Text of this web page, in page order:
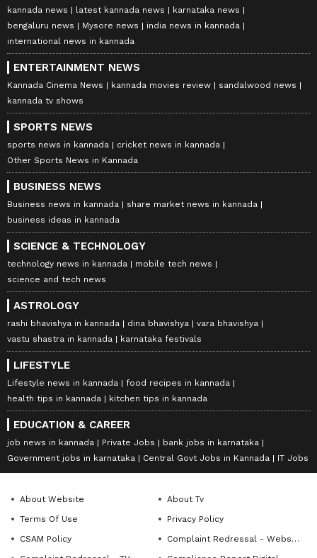
kannada news latest kannada news
karnataka news
bengaluru news
Mysore news
india news in kannada
international news in kannada
ENTERTAINMENT NEWS
Kannada Cinema News kannada movies review
sandalwood news
kannada tv shows
SPORTS NEWS
sports news in kannada
cricket news in kannada
Other Sports News in Kannada
BUSINESS NEWS
Business news in kannada
share market news in kannada
business ideas in kannada
SCIENCE & TECHNOLOGY
technology news in kannada
mobile tech news
science and tech news
ASTROLOGY
rashi bhavishya in kannada dina bhavishya
vara bhavishya
vastu shastra in kannada
karnataka festivals
LIFESTYLE
Lifestyle news in kannada
food recipes in kannada
health tips in kannada
kitchen tips in kannada
EDUCATION & CAREER
job news in kannada Private Jobs
bank jobs in karnataka
Government jobs in karnataka
Central Govt Jobs in Kannada IT Jobs
About Website
About Tv
Terms Of Use
Privacy Policy
CSAM Policy
Complaint Redressal - Website